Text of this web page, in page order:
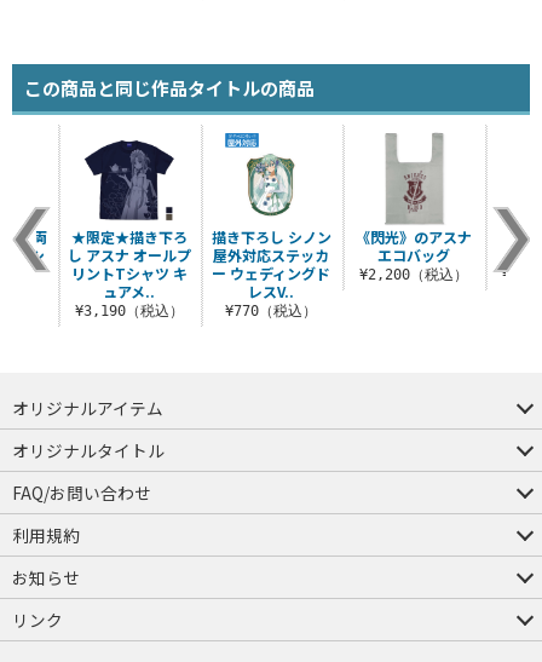
この商品と同じ作品タイトルの商品
描き下ろし シノン
屋外対応ステッカ
ー ウェディングド
レスV..
¥770（税込）
《閃光》のアスナ
エコバッグ
¥2,200（税込）
《二
キ 両
ッシ
★限定★描き下ろ
し アスナ オールプ
リントTシャツ キ
ュアメ..
¥3,190（税込）
オリジナルアイテム
つままれ
つかまれ
ピョコッテ
オリジナルタイトル
アイテムヤ
ミスカトニック大學購買部
FAQ/お問い合わせ
FAQ
お問い合わせ
利用規約
会員規約・ポイント規約
特定商取引法に関する表示
プライバシーポリシー
お知らせ
店舗情報
採用情報
発売日変更のお知らせ
販売代理店・取扱店募集
海外のご案内（English）
リンク